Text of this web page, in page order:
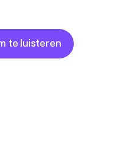
te luisteren